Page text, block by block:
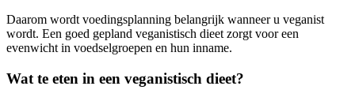
Daarom wordt voedingsplanning belangrijk wanneer u veganist
wordt. Een goed gepland veganistisch dieet zorgt voor een
evenwicht in voedselgroepen en hun inname.
Wat te eten in een veganistisch dieet?